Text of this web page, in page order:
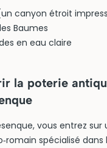
canyon étroit
Baumes
en eau claire
la poterie
vous entrez sur
spécialisé dans